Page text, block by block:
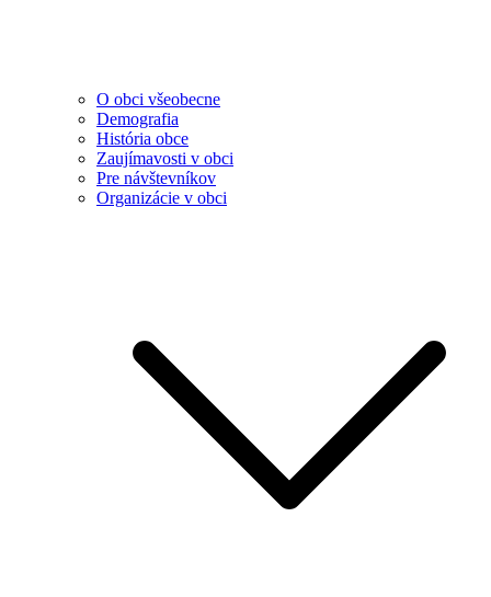
O obci všeobecne
Demografia
História obce
Zaujímavosti v obci
Pre návštevníkov
Organizácie v obci